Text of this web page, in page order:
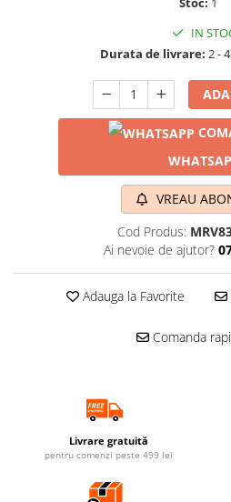
IN
Durata de livrare: 2 -
VREAU
Cod Produs:
Ai nevoie de ajutor?
Adauga la Favorite
Comanda
Livrare gratuită
pentru comenzi peste 499 lei